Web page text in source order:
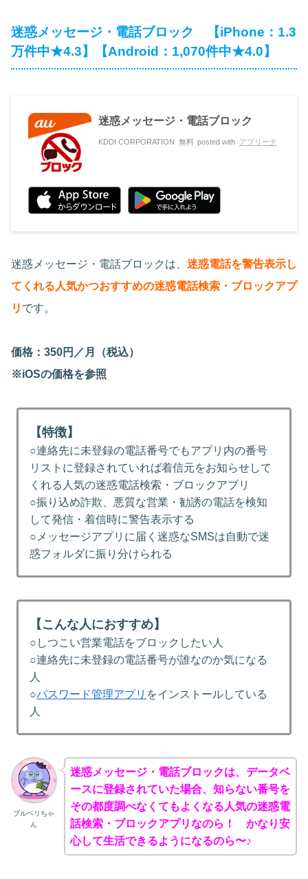
迷惑メッセージ・電話ブロック 【iPhone：1.3
万件中★4.3】【Android：1,070件中★4.0】
迷惑メッセージ・電話ブロック
KDDI CORPORATION 無料 posted with アプリーチ
迷惑メッセージ・電話ブロックは、 迷惑電話を警告表示し
てくれる人気かつおすすめの迷惑電話検索・ブロックアプ
リ です。
価格：350円／月（税込）
※iOSの価格を参照
【特徴】
○連絡先に未登録の電話番号でもアプリ内の番号
リストに登録されていれば着信元をお知らせして
くれる人気の迷惑電話検索・ブロックアプリ
○振り込め詐欺、悪質な営業・勧誘の電話を検知
して発信・着信時に警告表示する
○メッセージアプリに届く迷惑なSMSは自動で迷
惑フォルダに振り分けられる
【こんな人におすすめ】
○しつこい営業電話をブロックしたい人
○連絡先に未登録の電話番号が誰なのか気になる
人
○パスワード管理アプリ をインストールしている
人
ブルベリちゃ
ん
迷惑メッセージ・電話ブロックは、データベ
ースに登録されていた場合、知らない番号を
その都度調べなくてもよくなる人気の迷惑電
話検索・ブロックアプリなのら！ かなり安
心して生活できるようになるのら〜♪